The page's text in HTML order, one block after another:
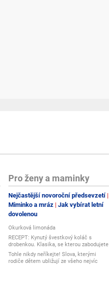
Pro ženy a maminky
Nejčastější novoroční předsevzetí
Miminko a mráz
Jak vybírat letní
dovolenou
Okurková limonáda
RECEPT: Kynutý švestkový koláč s
drobenkou. Klasika, se kterou zabodujete
Tohle nikdy neříkejte! Slova, kterými
rodiče dětem ubližují ze všeho nejvíc